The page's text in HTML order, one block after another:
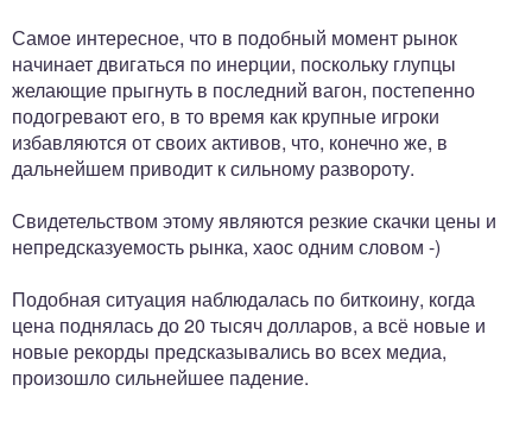
Самое интересное, что в подобный момент рынок
начинает двигаться по инерции, поскольку глупцы
желающие прыгнуть в последний вагон, постепенно
подогревают его, в то время как крупные игроки
избавляются от своих активов, что, конечно же, в
дальнейшем приводит к сильному развороту.
Свидетельством этому являются резкие скачки цены и
непредсказуемость рынка, хаос одним словом -)
Подобная ситуация наблюдалась по биткоину, когда
цена поднялась до 20 тысяч долларов, а всё новые и
новые рекорды предсказывались во всех медиа,
произошло сильнейшее падение.